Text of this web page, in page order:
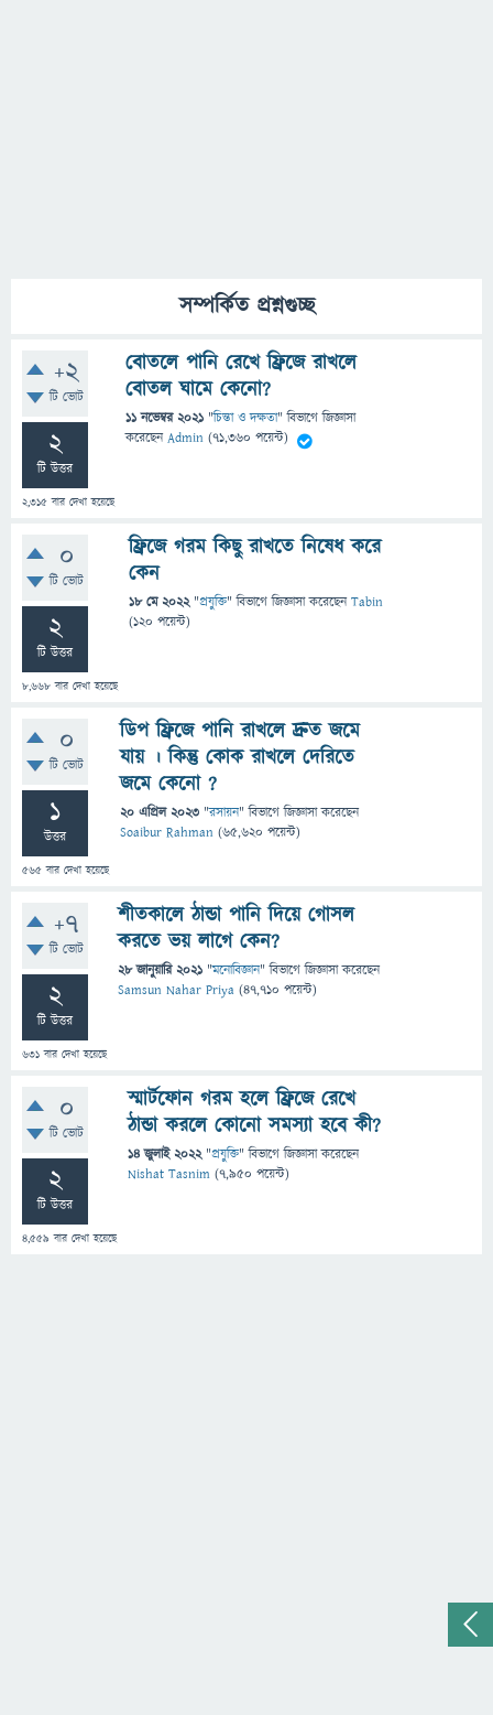
সম্পর্কিত প্রশ্নগুচ্ছ
+2
টি ভোট
2
টি উত্তর
2,315 বার দেখা হয়েছে
বোতলে পানি রেখে ফ্রিজে রাখলে
বোতল ঘামে কেনো?
11 নভেম্বর 2021 "চিন্তা ও দক্ষতা" বিভাগে জিজ্ঞাসা
করেছেনAdmin (71,360 পয়েন্ট)
0
টি ভোট
2
টি উত্তর
8,668 বার দেখা হয়েছে
ফ্রিজে গরম কিছু রাখতে নিষেধ করে
কেন
18 মে 2022 "প্রযুক্তি" বিভাগে জিজ্ঞাসাকরেছেনTabin
(120 পয়েন্ট)
0
টি ভোট
1
উত্তর
565 বার দেখা হয়েছে
ডিপ ফ্রিজে পানি রাখলে দ্রুত জমে
যায় । কিন্তু কোক রাখলে দেরিতে
জমে কেনো ?
20 এপ্রিল 2023 "রসায়ন" বিভাগে জিজ্ঞাসাকরেছেন
Soaibur Rahman (65,620 পয়েন্ট)
+7
টি ভোট
2
টি উত্তর
631 বার দেখা হয়েছে
শীতকালে ঠান্ডা পানি দিয়ে গোসল
করতে ভয় লাগে কেন?
28 জানুয়ারি 2021 "মনোবিজ্ঞান" বিভাগে জিজ্ঞাসাকরেছেন
Samsun Nahar Priya (47,710 পয়েন্ট)
0
টি ভোট
2
টি উত্তর
4,559 বার দেখা হয়েছে
স্মার্টফোন গরম হলে ফ্রিজে রেখে
ঠান্ডা করলে কোনো সমস্যা হবে কী?
14 জুলাই 2022 "প্রযুক্তি" বিভাগে জিজ্ঞাসাকরেছেন
Nishat Tasnim (7,950 পয়েন্ট)